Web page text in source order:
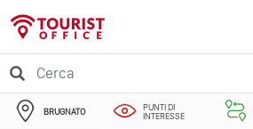
BRUGNATO
PUNTI DI
INTERESSE